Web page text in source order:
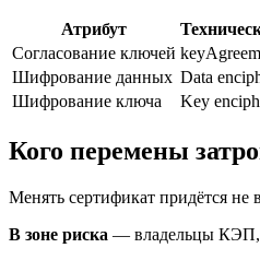
Атрибут
Согласование ключей
Шифрование данных Data
Шифрование ключа
Key
Кого перемены
Менять сертификат придётся не
В зоне риска — владельцы КЭП,